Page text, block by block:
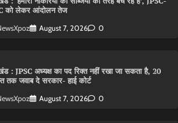
को लेकर आंदोलन तेज
August 7, 2026 0
: JPSC अध्यक्ष का पद रिक्त नहीं रखा जा सकता है, 20
तक जवाब दे सरकार- हाई कोर्ट
August 7, 2026 0